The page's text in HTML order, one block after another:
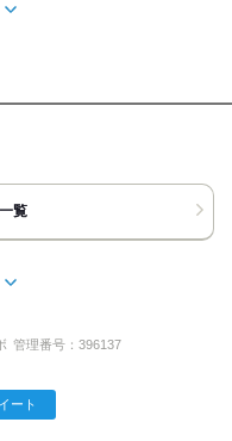
ルOK
地図・アクセス詳細を見る
覧
管理番号： 396137
ート